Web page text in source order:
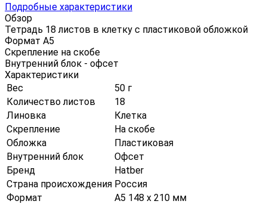
Подробные характеристики
Обзор
Тетрадь 18 листов в клетку с пластиковой обложкой
Формат А5
Скрепление на скобе
Внутренний блок - офсет
Характеристики
Вес
50 г
Количество листов
18
Линовка
Клетка
Скрепление
На скобе
Обложка
Пластиковая
Внутренний блок
Офсет
Бренд
Hatber
Страна происхождения Россия
Формат
А5 148 х 210 мм